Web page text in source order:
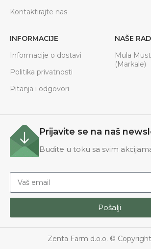
Kontaktirajte nas
INFORMACIJE
Informacije o dostavi
Politika privatnosti
Pitanja i odgovori
NAŠE
Mula
(Markale)
Prijavite se na naš
Budite u toku sa svim
Pošalji
Zenta Farm d.o.o. ©